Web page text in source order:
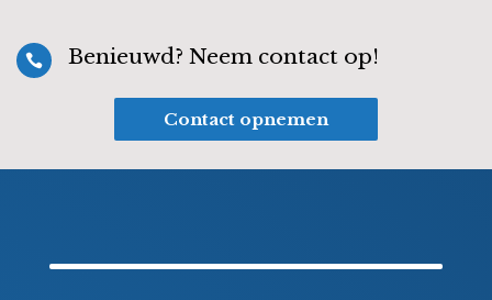
 Benieuwd? Neem contact op!
Contact opnemen